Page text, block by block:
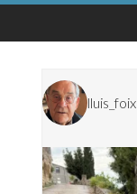
lluis_foix